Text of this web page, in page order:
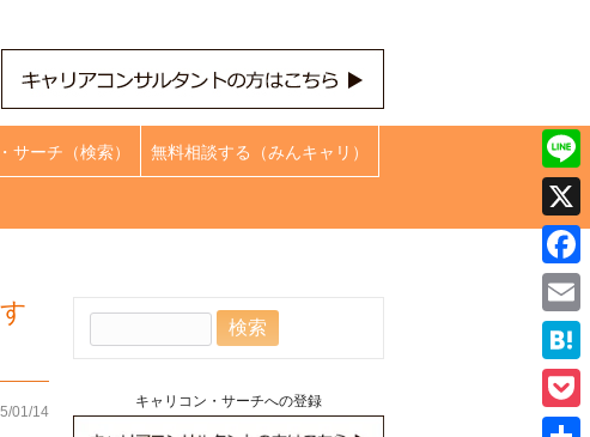
サーチ（検索） 無料相談する（みんキャリ）
01/14
キャリコン・サーチへの登録
Line
X
Email